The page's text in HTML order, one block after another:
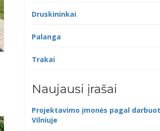
Druskininkai
Palanga
Trakai
Naujausi įrašai
Projektavimo įmonės pagal
Vilniuje